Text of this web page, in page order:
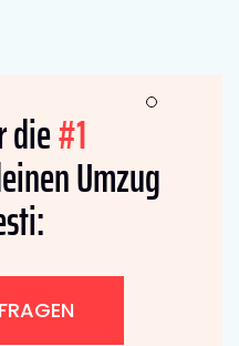
die#1
Umzug